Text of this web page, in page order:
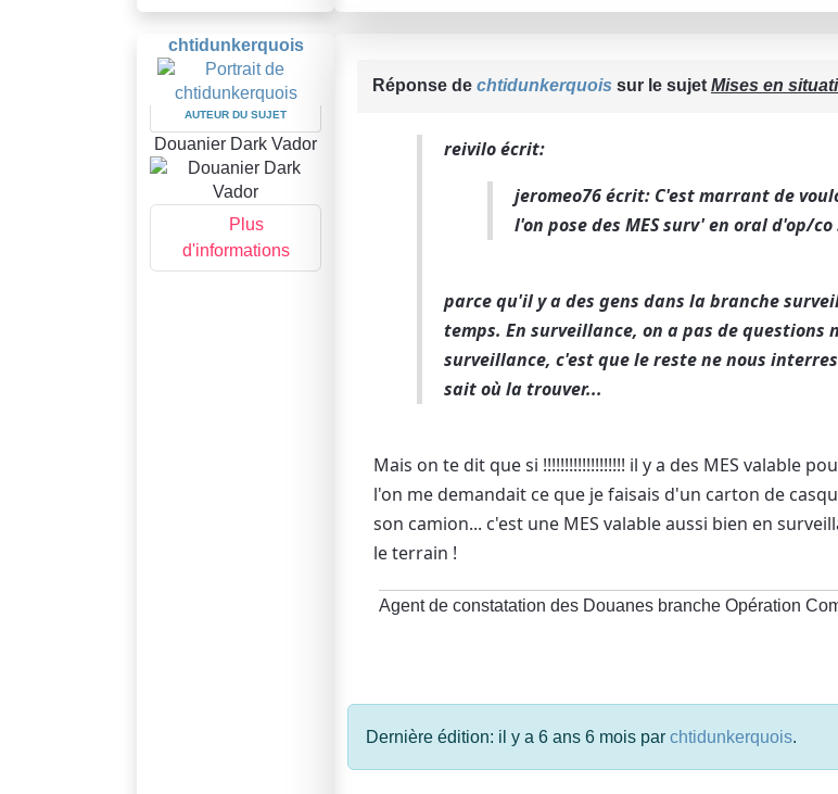
chtidunkerquois
AUTEUR DU SUJET
Douanier Dark Vador
Plus
d'informations
Réponse de chtidunkerquois sur le sujet Mises en
reivilo écrit:
jeromeo76 écrit: C'est marrant de
l'on pose des MES surv' en oral d'op/
parce qu'il y a des gens dans la branche
temps. En surveillance, on a pas de questions
surveillance, c'est que le reste ne nous
sait où la trouver...
Mais on te dit que si !!!!!!!!!!!!!!!!!!! il y a des MES valable
l'on me demandait ce que je faisais d'un carton de
son camion... c'est une MES valable aussi bien en
le terrain !
Agent de constatation des Douanes branche Opération
Dernière édition: il y a 6 ans 6 mois par chtidunkerquois.